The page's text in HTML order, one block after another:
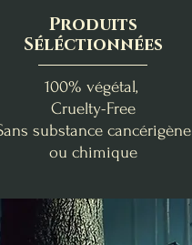
& Réussite
Lughnasadh
d'Intention
d'encens
Produits
Séléctionnées
100% végétal,
Cruelty-Free
substance cancérigène
ou chimique